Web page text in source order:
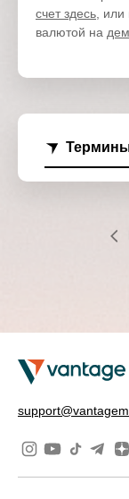
счет здесь ,
валютой на